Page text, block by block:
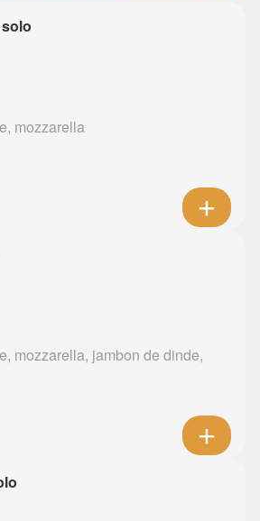
mozzarella
mozzarella, jambon de dinde,